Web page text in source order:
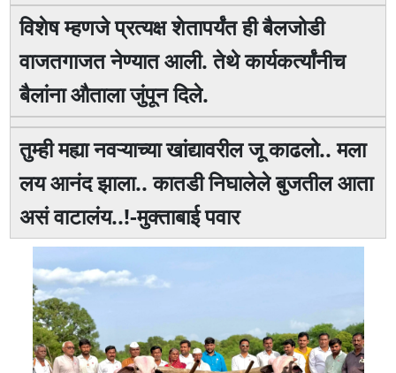
विशेष म्हणजे प्रत्यक्ष शेतापर्यंत ही बैलजोडी
वाजतगाजत नेण्यात आली. तेथे कार्यकर्त्यांनीच
बैलांना औताला जुंपून दिले.
तुम्ही मह्या नवऱ्याच्या खांद्यावरील जू काढलो.. मला
लय आनंद झाला.. कातडी निघालेले बुजतील आता
असं वाटालंय..!-मुक्ताबाई पवार